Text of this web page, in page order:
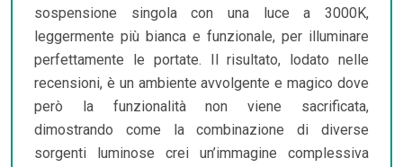
sospensione singola con una luce a 3000K,
leggermente più bianca e funzionale, per illuminare
perfettamente le portate. Il risultato, lodato nelle
recensioni, è un ambiente avvolgente e magico dove
però la funzionalità non viene sacrificata,
dimostrando come la combinazione di diverse
sorgenti luminose crei un’immagine complessiva